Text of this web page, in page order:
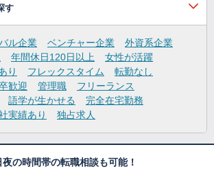
す
ル企業 ベンチャー企業
外資系企業
年間休日120日以上
女性が活躍
り
フレックスタイム
転勤なし
歓迎 管理職
フリーランス
語学が生かせる
完全在宅勤務
実績あり 独占求人
夜の時間帯の転職相談も可能！